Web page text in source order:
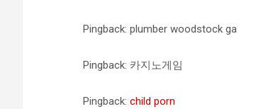
Pingback: plumber woodstock ga
Pingback: 카지노게임
Pingback: child porn